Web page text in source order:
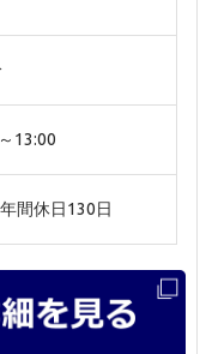
13:00
間休日130日